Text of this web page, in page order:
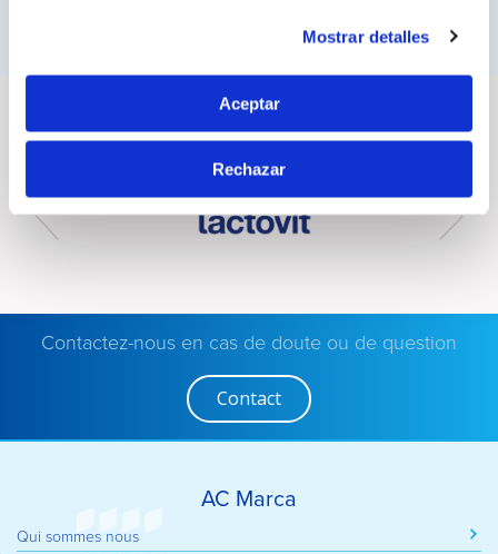
Mostrar detalles
Aceptar
Rechazar
Nos marques
Découvrez nos marques les plus emblématiques
Contactez-nous en cas de doute ou de question
Contact
AC Marca
Qui sommes nous